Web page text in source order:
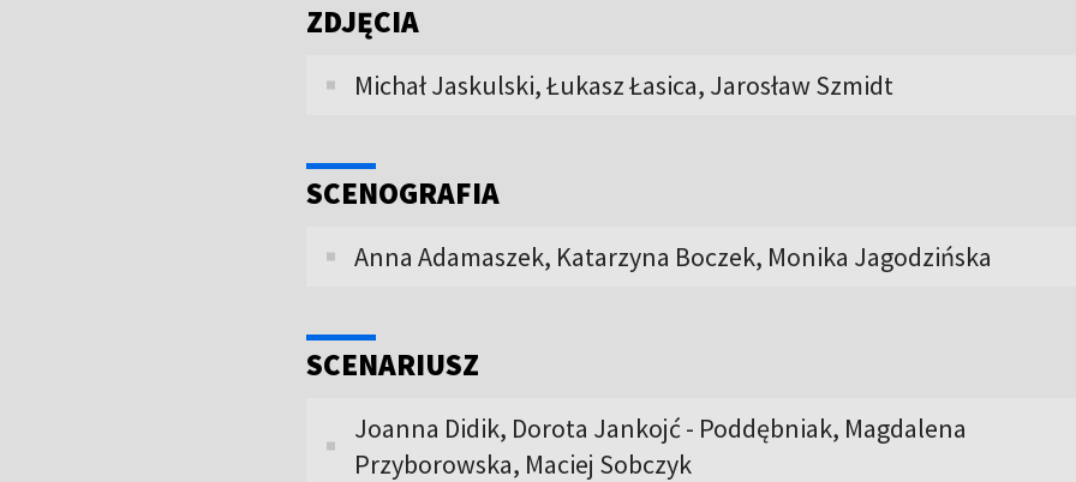
ZDJĘCIA
Michał Jaskulski, Łukasz Łasica, Jarosław Szmidt
SCENOGRAFIA
Anna Adamaszek, Katarzyna Boczek, Monika Jagodzińska
SCENARIUSZ
Joanna Didik, Dorota Jankojć - Poddębniak, Magdalena
Przyborowska, Maciej Sobczyk